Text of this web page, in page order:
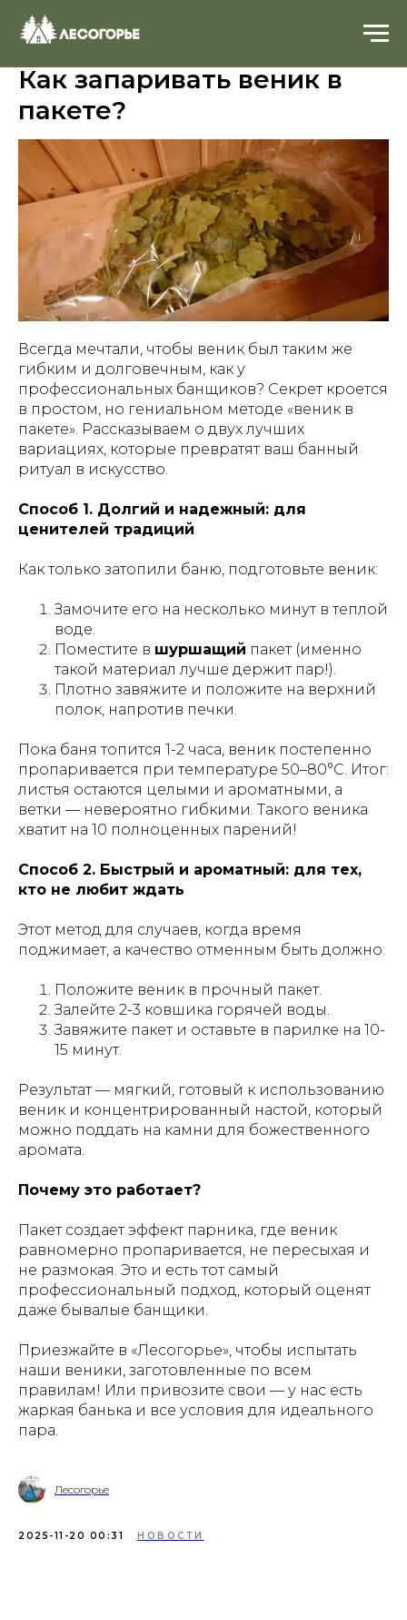
Как запаривать веник в
пакете?
Всегда мечтали, чтобы веник был таким же
гибким и долговечным, как у
профессиональных банщиков? Секрет кроется
в простом, но гениальном методе «веник в
пакете». Рассказываем о двух лучших
вариациях, которые превратят ваш банный
ритуал в искусство.
Способ 1. Долгий и надежный: для
ценителей традиций
Как только затопили баню, подготовьте веник:
Замочите его на несколько минут в теплой
воде.
Поместите в шуршащий пакет (именно
такой материал лучше держит пар!).
Плотно завяжите и положите на верхний
полок, напротив печки.
Пока баня топится 1-2 часа, веник постепенно
пропаривается при температуре 50–80°C. Итог:
листья остаются целыми и ароматными, а
ветки — невероятно гибкими. Такого веника
хватит на 10 полноценных парений!
Способ 2. Быстрый и ароматный: для тех,
кто не любит ждать
Этот метод для случаев, когда время
поджимает, а качество отменным быть должно:
Положите веник в прочный пакет.
Залейте 2-3 ковшика горячей воды.
Завяжите пакет и оставьте в парилке на 10-
15 минут.
Результат — мягкий, готовый к использованию
веник и концентрированный настой, который
можно поддать на камни для божественного
аромата.
Почему это работает?
Пакет создает эффект парника, где веник
равномерно пропаривается, не пересыхая и
не размокая. Это и есть тот самый
профессиональный подход, который оценят
даже бывалые банщики.
Приезжайте в «Лесогорье», чтобы испытать
наши веники, заготовленные по всем
правилам! Или привозите свои — у нас есть
жаркая банька и все условия для идеального
пара.
Лесогорье
2025-11-20 00:31 НОВОСТИ